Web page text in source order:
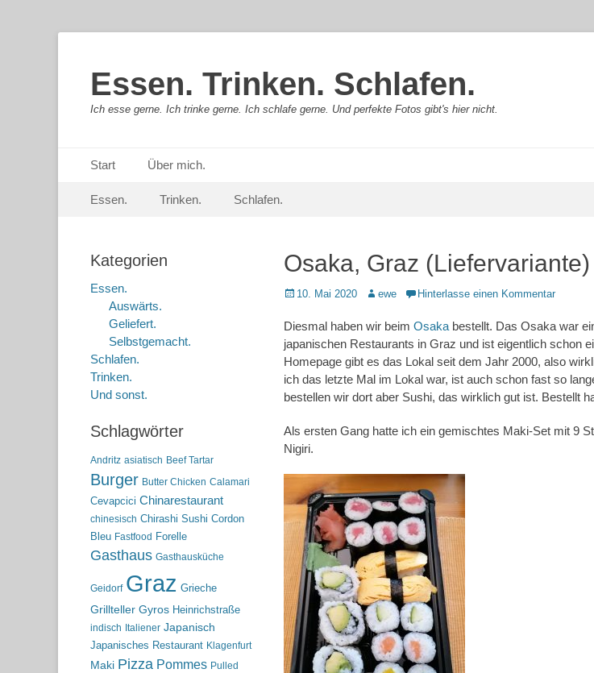
Essen. Trinken. Schlafen.
Ich esse gerne. Ich trinke gerne. Ich schlafe gerne. Und perfekte Fotos gibt's hier nicht.
Primäres Menü
zum
Start Über mich.
Sekundär-Menü
zum
Essen. Trinken. Schlafen.
Osaka, Graz (Liefervariante)
Posted
10. Mai 2020 Autor
ewe Hinterlasse einen Kommentar
Diesmal haben wir beim Osaka bestellt. Das Osaka war
japanischen Restaurants in Graz und ist eigentlich schon
Homepage gibt es das Lokal seit dem Jahr 2000, also
ich das letzte Mal im Lokal war, ist auch schon fast so
bestellen wir dort aber Sushi, das wirklich gut ist. Bestellt
Als ersten Gang hatte ich ein gemischtes Maki-Set mit 9
Nigiri.
Kategorien
Essen.
Auswärts.
Geliefert.
Selbstgemacht.
Schlafen.
Trinken.
Und sonst.
Schlagwörter
Andritz asiatisch Beef Tartar
Burger Butter Chicken Calamari
Cevapcici Chinarestaurant
chinesisch Chirashi Sushi Cordon
Bleu Fastfood Forelle
Gasthaus Gasthausküche
Geidorf Graz Grieche
Grillteller Gyros Heinrichstraße
indisch Italiener Japanisch
Japanisches Restaurant Klagenfurt
Maki Pizza Pommes Pulled